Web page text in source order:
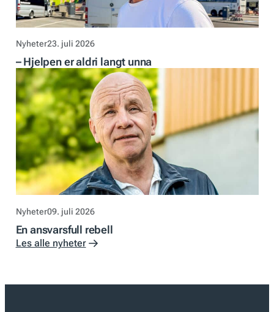
Nyheter23. juli 2026
– Hjelpen er aldri langt unna
Nyheter09. juli 2026
En ansvarsfull rebell
Les alle nyheter